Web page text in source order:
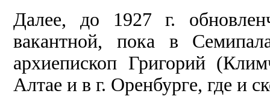
Далее, до 1927 г.
вакантной, пока в
архиепископ Григорий
Алтае и в г. Оренбурге, где и